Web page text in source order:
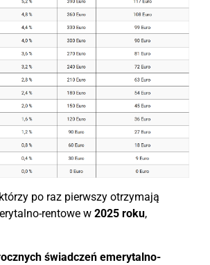
po raz pierwszy otrzymają
rentowe w 2025 roku,
świadczeń emerytalno-